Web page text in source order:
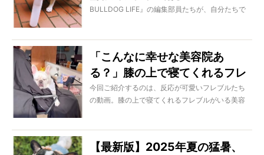
ト」は真夏の相棒。ー編集部厳
BULLDOG LIFE』の編集部員たちが、自分たちで
今回はライターYが、先代の愛ブヒ大福に次いで2
代目の楽太郎にも愛用し、ついでに自分も使って
いるというミストスプレーボトル「アイビル エア
リーミスト」をご紹介します。
欠かせないんですよ。
「こんなに幸せな美容院あ
る？」膝の上で寝てくれるフレ
ブル店員にほっこり【動画】
今回ご紹介するのは、反応が可愛いフレブルたち
の動画。膝の上で寝てくれるフレブルがいる美容
【最新版】2025年夏の猛暑、